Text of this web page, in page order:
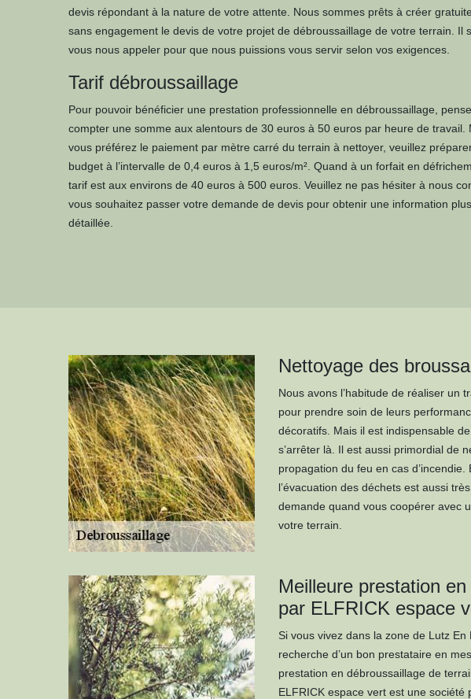
devis répondant à la nature de votre attente. Nous sommes prêts à créer
sans engagement le devis de votre projet de débroussaillage de votre terrain. Il
vous nous appeler pour que nous puissions vous servir selon vos exigences.
Tarif débroussaillage
Pour pouvoir bénéficier une prestation professionnelle en débroussaillage,
compter une somme aux alentours de 30 euros à 50 euros par heure de travail.
vous préférez le paiement par mètre carré du terrain à nettoyer, veuillez
budget à l’intervalle de 0,4 euros à 1,5 euros/m². Quand à un forfait en
tarif est aux environs de 40 euros à 500 euros. Veuillez ne pas hésiter à nous
vous souhaitez passer votre demande de devis pour obtenir une information plus
détaillée.
Nettoyage des
Nous avons l’habitude de réaliser un
pour prendre soin de leurs
décoratifs. Mais il est indispensable
s’arrêter là. Il est aussi primordial de
propagation du feu en cas
l’évacuation des déchets est aussi
demande quand vous coopérer avec
votre terrain.
Meilleure prestation
par ELFRICK espace
Si vous vivez dans la zone de Lutz
recherche d’un bon prestataire en
prestation en débroussaillage de
ELFRICK espace vert est une